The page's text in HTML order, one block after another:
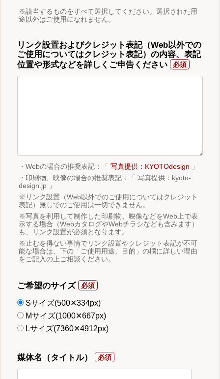
※該当するものをすべて選択してください。選択された用
途以外はご使用になれません。
リンク設置およびクレジット表記（Web以外での
ご使用についてはクレジット表記）の内容、表記
位置や形式などを詳しくご申告ください
・Webの場合の推奨表記：「 写真提供：KYOTOdesign 」
・印刷物、映像の場合の推奨表記：「 写真提供：kyoto-
design.jp 」
※リンク設置（Web以外でのご使用についてはクレジット
表記）無しでのご使用は一切できません。
※写真を利用して制作した印刷物、映像などをWeb上で表
示する場合（WebカタログやWebチラシなども含みます）
も、リンク設置が必須となります。
※止むを得ない事情でリンク設置やクレジット表記が不可
能な場合は、下の「ご使用用途、目的」の欄に詳しい理由
をご記入の上ご相談ください。
ご希望のサイズ
Sサイズ(500✕334px)
Mサイズ(1000✕667px)
Lサイズ(7360✕4912px)
媒体名（タイトル）